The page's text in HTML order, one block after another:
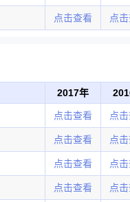
点击查看 点
2017年
点击查看 点
点击查看 点
点击查看 点
点击查看 点